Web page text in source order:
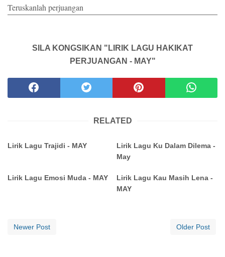
Teruskanlah perjuangan
SILA KONGSIKAN "LIRIK LAGU HAKIKAT
PERJUANGAN - MAY"
RELATED
Lirik Lagu Trajidi - MAY
Lirik Lagu Ku Dalam Dilema -
May
Lirik Lagu Emosi Muda - MAY
Lirik Lagu Kau Masih Lena -
MAY
Newer Post Older Post